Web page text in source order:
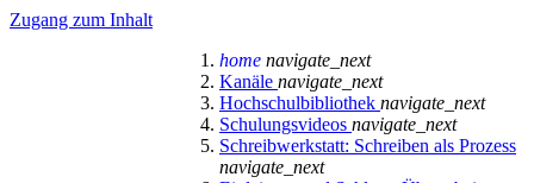
Zugang zum Inhalt
home navigate_next
Kanäle navigate_next
Hochschulbibliothek navigate_next
Schulungsvideos navigate_next
Schreibwerkstatt: Schreiben als Prozess
navigate_next